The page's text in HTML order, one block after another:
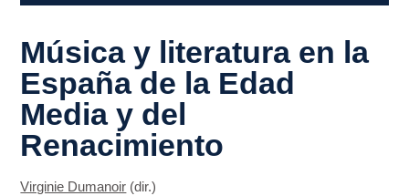
Música y literatura en la
España de la Edad
Media y del
Renacimiento
Virginie Dumanoir (dir.)